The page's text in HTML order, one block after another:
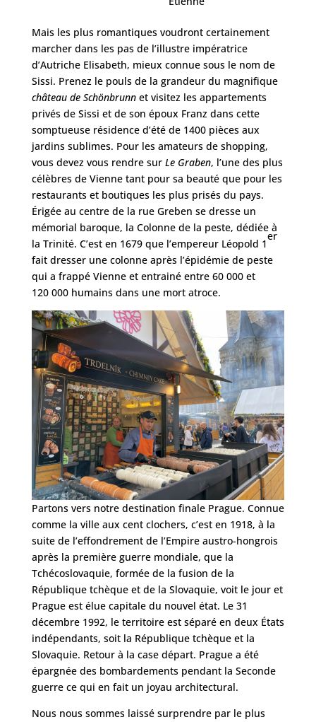
Mais les plus romantiques voudront certainement
marcher dans les pas de l’illustre impératrice
d’Autriche Elisabeth, mieux connue sous le nom de
Sissi. Prenez le pouls de la grandeur du magnifique
château de Schönbrunnet visitez les appartements
privés de Sissi et de son époux Franz dans cette
somptueuse résidence d’été de 1400 pièces aux
jardins sublimes. Pour les amateurs de shopping,
vous devez vous rendre sur Le Graben, l’une des plus
célèbres de Vienne tant pour sa beauté que pour les
restaurants et boutiques les plus prisés du pays.
Érigée au centre de la rue Greben se dresse un
mémorial baroque, la Colonne de la peste, dédiée à
la Trinité. C’est en 1679 que l’empereur Léopold 1
er
fait dresser une colonne après l’épidémie de peste
qui a frappé Vienne et entrainé entre 60 000 et
120 000 humains dans une mort atroce.
Partons vers notre destination finale Prague. Connue
comme la ville aux cent clochers, c’est en 1918, à la
suite de l’effondrement de l’Empire austro-hongrois
après la première guerre mondiale, que la
Tchécoslovaquie, formée de la fusion de la
République tchèque et de la Slovaquie, voit le jour et
Prague est élue capitale du nouvel état. Le 31
décembre 1992, le territoire est séparé en deux États
indépendants, soit la République tchèque et la
Slovaquie. Retour à la case départ. Prague a été
épargnée des bombardements pendant la Seconde
guerre ce qui en fait un joyau architectural.
Nous nous sommes laissé surprendre par le plus